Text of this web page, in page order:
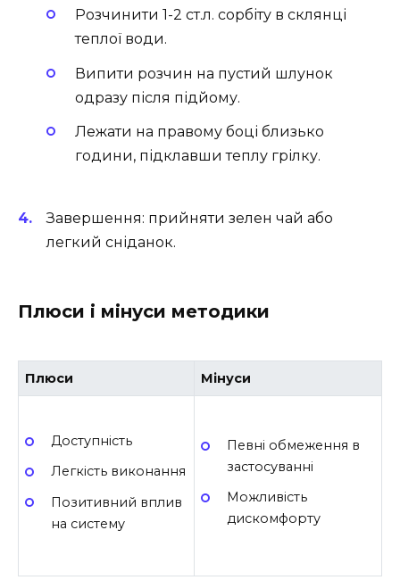
Розчинити 1-2 ст.л. сорбіту в склянці
теплої води.
Випити розчин на пустий шлунок
одразу після підйому.
Лежати на правому боці близько
години, підклавши теплу грілку.
Завершення: прийняти зелен чай або
легкий сніданок.
Плюси і мінуси методики
Плюси Мінуси
Доступність
Легкість виконання
Позитивний вплив
на систему
Певні обмеження в
застосуванні
Можливість
дискомфорту